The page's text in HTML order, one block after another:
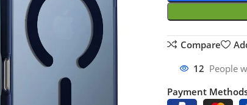
Compare
12 People
Payment